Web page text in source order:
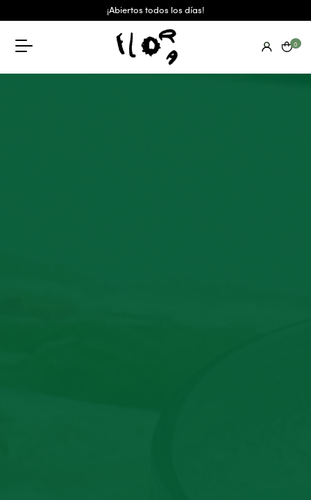
Flora
¡Abiertos todos los días!
0